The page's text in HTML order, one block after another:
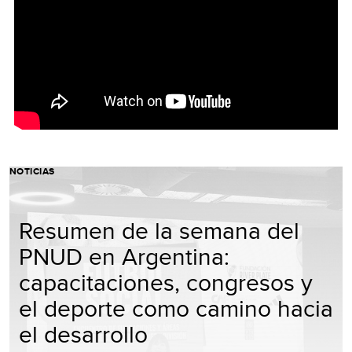
NOTICIAS
Resumen de la semana del
PNUD en Argentina:
capacitaciones, congresos y
el deporte como camino hacia
el desarrollo